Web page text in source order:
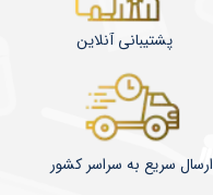
​​​​ارسال سریع به سراسر کشور
پشتیبانی آنلاین